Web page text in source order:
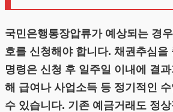
국민은행통장압류가 예상되는 경
호를 신청해야 합니다. 채권추심을
명령은 신청 후 일주일 이내에 결
해 급여나 사업소득 등 정기적인
수 있습니다. 기존 예금거래도 정